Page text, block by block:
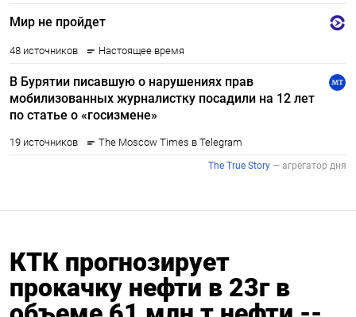
КТК прогнозирует
прокачку нефти в 23г в